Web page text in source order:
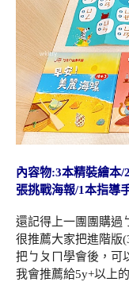
內容物:3本精裝繪本/
張挑戰海報/1本指導
還記得上一團團購過
很推薦大家把進階版
把ㄅㄆㄇ學會後，可
我會推薦給5y+以上